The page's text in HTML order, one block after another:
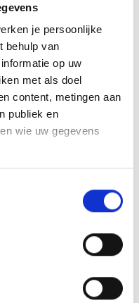
je persoonlijke
behulp van
op uw
met als doel
content, metingen aan
publiek en
wie uw gegevens
uw geografische
door het actief te
(fingerprinting)
het
detailgedeelte in.
Bestel
contact center
Biz 2300 bedrade
van wereldklasse, hoge